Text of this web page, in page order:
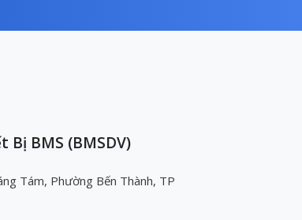
Bị BMS (BMSDV)
Tám, Phường Bến Thành, TP